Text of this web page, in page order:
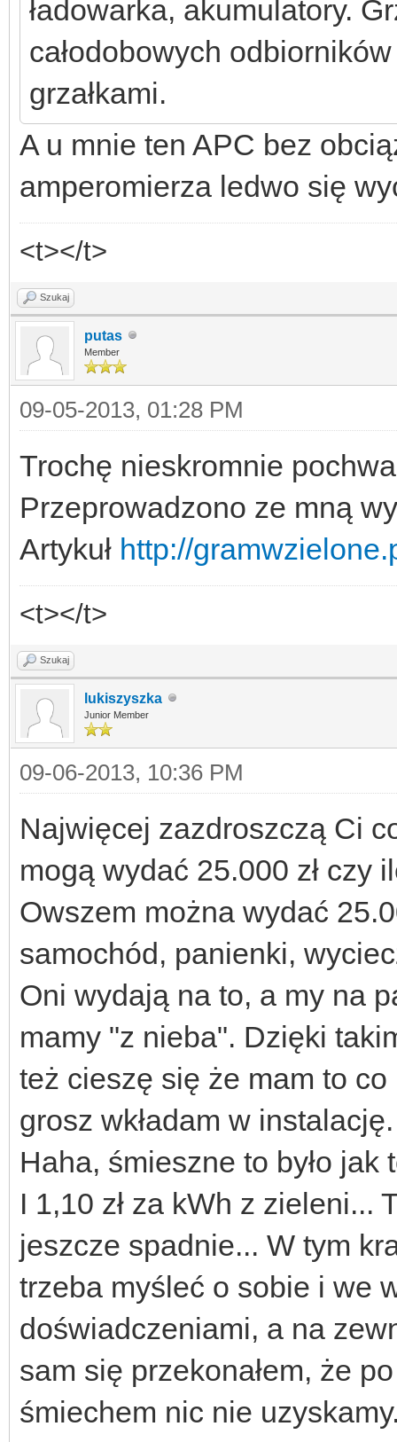
ładowarka, akumulatory.
całodobowych
grzałkami.
A u mnie ten APC bez
amperomierza ledwo się
<t></t>
Szukaj
putas
Member
09-05-2013, 01:28 PM
Trochę nieskromnie
Przeprowadzono ze mną
Artykuł http://
<t></t>
Szukaj
lukiszyszka
Junior Member
09-06-2013, 10:36 PM
Najwięcej zazdroszczą Ci
mogą wydać 25.000 zł czy
Owszem można wydać
samochód, panienki,
Oni wydają na to, a my na
mamy "z nieba". Dzięki
też cieszę się że mam to
grosz wkładam w
Haha, śmieszne to było jak
I 1,10 zł za kWh z zieleni...
jeszcze spadnie... W tym
trzeba myśleć o sobie i we
doświadczeniami, a na
sam się przekonałem, że
śmiechem nic nie